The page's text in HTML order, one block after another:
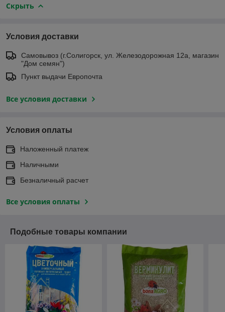
Скрыть
Условия доставки
Самовывоз (г.Солигорск, ул. Железодорожная 12а, магазин
"Дом семян")
Пункт выдачи Европочта
Все условия доставки
Условия оплаты
Наложенный платеж
Наличными
Безналичный расчет
Все условия оплаты
Подобные товары компании